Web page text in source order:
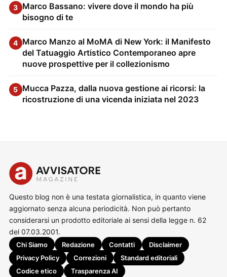
3 Marco Bassano: vivere dove il mondo ha più
bisogno di te
4 Marco Manzo al MoMA di New York: il Manifesto
del Tatuaggio Artistico Contemporaneo apre
nuove prospettive per il collezionismo
5 Mucca Pazza, dalla nuova gestione ai ricorsi: la
ricostruzione di una vicenda iniziata nel 2023
Questo blog non è una testata giornalistica, in quanto viene
aggiornato senza alcuna periodicità. Non può pertanto
considerarsi un prodotto editoriale ai sensi della legge n. 62
del 07.03.2001.
Chi Siamo Redazione Contatti
Disclaimer
Privacy Policy
Correzioni
Standard editoriali
Codice etico
Trasparenza AI